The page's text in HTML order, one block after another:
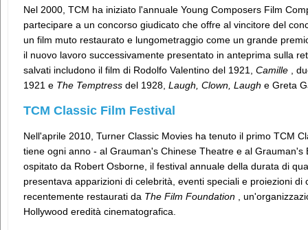
Nel 2000, TCM ha iniziato l'annuale Young Composers Film
partecipare a un concorso giudicato che offre al vincitore del
un film muto restaurato e lungometraggio come un grande
il nuovo lavoro successivamente presentato in anteprima sulla
salvati includono il film di Rodolfo Valentino del 1921, Camille ,
1921 e The Temptress del 1928, Laugh, Clown, Laugh e Greta
TCM Classic Film Festival
Nell'aprile 2010, Turner Classic Movies ha tenuto il primo TCM
tiene ogni anno - al Grauman's Chinese Theatre e al
ospitato da Robert Osborne, il festival annuale della durata di
presentava apparizioni di celebrità, eventi speciali e proiezioni di
recentemente restaurati da The Film Foundation ,
Hollywood eredità cinematografica.